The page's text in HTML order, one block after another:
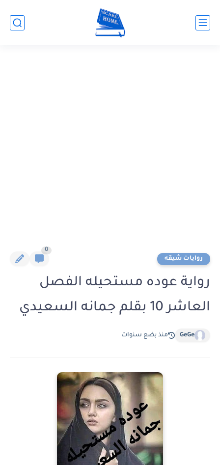
روايات شيقه
0
رواية عوده مستحيله الفصل
العاشر 10 بقلم جمانه السعيدي
GeGe منذ بضع سنوات